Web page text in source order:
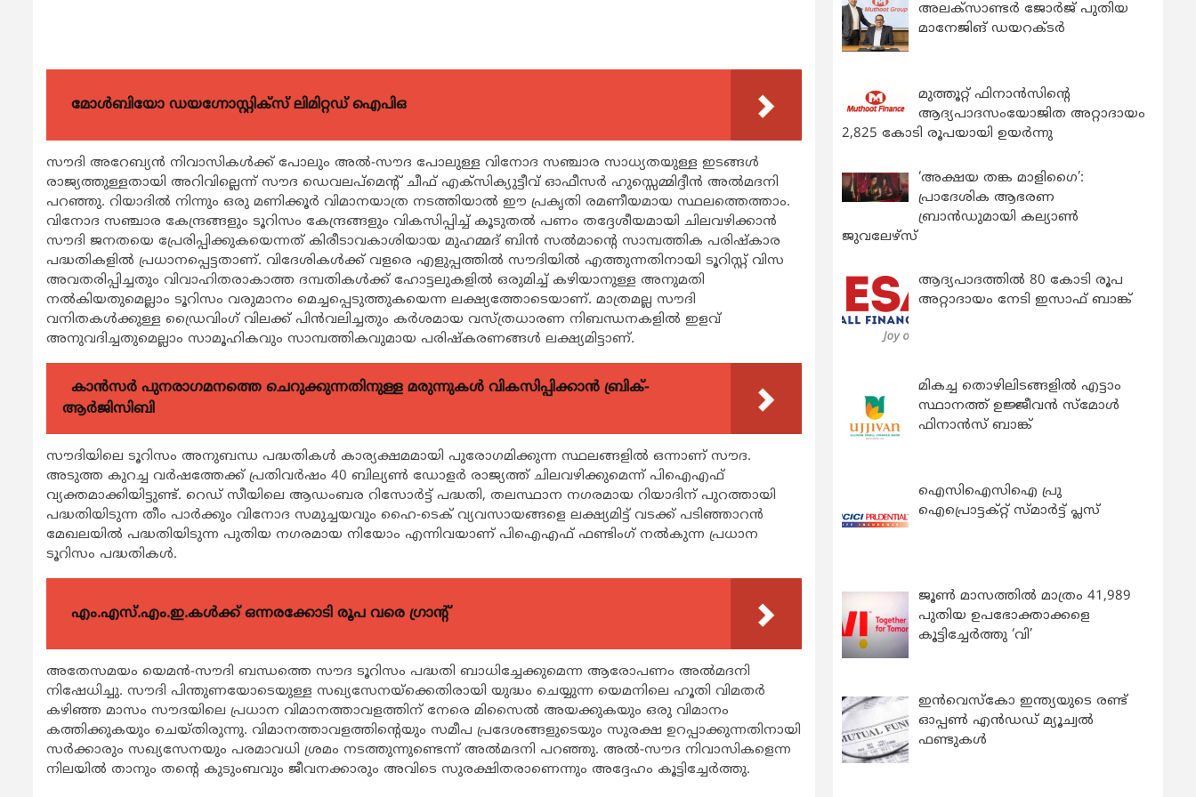
മോൾബിയോ ഡയഗ്നോസ്റ്റിക്സ് ലിമിറ്റഡ് ഐപിഒ
സൗദി അറേബ്യന്‍ നിവാസികള്‍ക്ക് പോലും അല്‍-സൗദ പോലുള്ള വിനോദ സഞ്ചാര സാധ്യതയുള്ള ഇടങ്ങള്‍
രാജ്യത്തുള്ളതായി അറിവില്ലെന്ന് സൗദ ഡെവലപ്‌മെന്റ് ചീഫ് എക്‌സിക്യുട്ടീവ് ഓഫീസര്‍ ഹുസ്സെമ്മിദ്ദീന്‍ അല്‍മദനി
പറഞ്ഞു. റിയാദില്‍ നിന്നും ഒരു മണിക്കൂര്‍ വിമാനയാത്ര നടത്തിയാല്‍ ഈ പ്രകൃതി രമണീയമായ സ്ഥലത്തെത്താം.
വിനോദ സഞ്ചാര കേന്ദ്രങ്ങളും ടൂറിസം കേന്ദ്രങ്ങളും വികസിപ്പിച്ച് കൂടുതല്‍ പണം തദ്ദേശീയമായി ചിലവഴിക്കാന്‍
സൗദി ജനതയെ പ്രേരിപ്പിക്കുകയെന്നത് കിരീടാവകാശിയായ മുഹമ്മദ് ബിന്‍ സല്‍മാന്റെ സാമ്പത്തിക പരിഷ്‌കാര
പദ്ധതികളില്‍ പ്രധാനപ്പെട്ടതാണ്. വിദേശികള്‍ക്ക് വളരെ എളുപ്പത്തില്‍ സൗദിയില്‍ എത്തുന്നതിനായി ടൂറിസ്റ്റ് വിസ
അവതരിപ്പിച്ചതും വിവാഹിതരാകാത്ത ദമ്പതികള്‍ക്ക് ഹോട്ടലുകളില്‍ ഒരുമിച്ച് കഴിയാനുള്ള അനുമതി
നല്‍കിയതുമെല്ലാം ടൂറിസം വരുമാനം മെച്ചപ്പെടുത്തുകയെന്ന ലക്ഷ്യത്തോടെയാണ്. മാത്രമല്ല സൗദി
വനിതകള്‍ക്കുള്ള ഡ്രൈവിംഗ് വിലക്ക് പിന്‍വലിച്ചതും കര്‍ശമായ വസ്ത്രധാരണ നിബന്ധനകളില്‍ ഇളവ്
അനുവദിച്ചതുമെല്ലാം സാമൂഹികവും സാമ്പത്തികവുമായ പരിഷ്‌കരണങ്ങള്‍ ലക്ഷ്യമിട്ടാണ്.
കാന്‍സര്‍ പുനരാഗമനത്തെ ചെറുക്കുന്നതിനുള്ള മരുന്നുകള്‍ വികസിപ്പിക്കാന്‍ ബ്രിക്-
ആര്‍ജിസിബി
സൗദിയിലെ ടൂറിസം അനുബന്ധ പദ്ധതികള്‍ കാര്യക്ഷമമായി പുരോഗമിക്കുന്ന സ്ഥലങ്ങളില്‍ ഒന്നാണ് സൗദ.
അടുത്ത കുറച്ച വര്‍ഷത്തേക്ക് പ്രതിവര്‍ഷം 40 ബില്യണ്‍ ഡോളര്‍ രാജ്യത്ത് ചിലവഴിക്കുമെന്ന് പിഐഎഫ്
വ്യക്തമാക്കിയിട്ടുണ്ട്. റെഡ് സീയിലെ ആഡംബര റിസോര്‍ട്ട് പദ്ധതി, തലസ്ഥാന നഗരമായ റിയാദിന് പുറത്തായി
പദ്ധതിയിടുന്ന തീം പാര്‍ക്കും വിനോദ സമുച്ചയവും ഹൈ-ടെക് വ്യവസായങ്ങളെ ലക്ഷ്യമിട്ട് വടക്ക് പടിഞ്ഞാറന്‍
മേഖലയില്‍ പദ്ധതിയിടുന്ന പുതിയ നഗരമായ നിയോം എന്നിവയാണ് പിഐഎഫ് ഫണ്ടിംഗ് നല്‍കുന്ന പ്രധാന
ടൂറിസം പദ്ധതികള്‍.
എം.എസ്.എം.ഇ.കൾക്ക് ഒന്നരക്കോടി രൂപ വരെ ഗ്രാന്റ്
അതേസമയം യെമന്‍-സൗദി ബന്ധത്തെ സൗദ ടൂറിസം പദ്ധതി ബാധിച്ചേക്കുമെന്ന ആരോപണം അല്‍മദനി
നിഷേധിച്ചു. സൗദി പിന്തുണയോടെയുള്ള സഖ്യസേനയ്‌ക്കെതിരായി യുദ്ധം ചെയ്യുന്ന യെമനിലെ ഹൂതി വിമതര്‍
കഴിഞ്ഞ മാസം സൗദയിലെ പ്രധാന വിമാനത്താവളത്തിന് നേരെ മിസൈല്‍ അയക്കുകയും ഒരു വിമാനം
കത്തിക്കുകയും ചെയ്തിരുന്നു. വിമാനത്താവളത്തിന്റെയും സമീപ പ്രദേശങ്ങളുടെയും സുരക്ഷ ഉറപ്പാക്കുന്നതിനായി
സര്‍ക്കാരും സഖ്യസേനയും പരമാവധി ശ്രമം നടത്തുന്നുണ്ടെന്ന് അല്‍മദനി പറഞ്ഞു. അല്‍-സൗദ നിവാസികളെന്ന
നിലയില്‍ താനും തന്റെ കുടുംബവും ജീവനക്കാരും അവിടെ സുരക്ഷിതരാണെന്നും അദ്ദേഹം കൂട്ടിച്ചേര്‍ത്തു.
അലക്സാണ്ടർ ജോർജ് പുതിയ
മാനേജിങ് ഡയറക്ടർ
മുത്തൂറ്റ് ഫിനാൻസിന്റെ
ആദ്യപാദസംയോജിത അറ്റാദായം
2,825 കോടി രൂപയായി ഉയർന്നു
‘അക്ഷയ തങ്ക മാളിഗൈ’:
പ്രാദേശിക ആഭരണ
ബ്രാന്‍ഡുമായി കല്യാണ്‍
ജുവലേഴ്‌സ്
ആദ്യപാദത്തിൽ 80 കോടി രൂപ
അറ്റാദായം നേടി ഇസാഫ് ബാങ്ക്
മികച്ച തൊഴിലിടങ്ങളിൽ എട്ടാം
സ്ഥാനത്ത് ഉജ്ജീവൻ സ്മോൾ
ഫിനാൻസ് ബാങ്ക്
ഐസിഐസിഐ പ്രു
ഐപ്രൊട്ടക്റ്റ് സ്മാർട്ട് പ്ലസ്
ജൂൺ മാസത്തിൽ മാത്രം 41,989
പുതിയ ഉപഭോക്താക്കളെ
കൂട്ടിച്ചേർത്തു ‘വി’
ഇന്‍വെസ്കോ ഇന്ത്യയുടെ രണ്ട്
ഓപ്പണ്‍ എന്‍ഡഡ് മ്യൂച്വല്‍
ഫണ്ടുകള്‍